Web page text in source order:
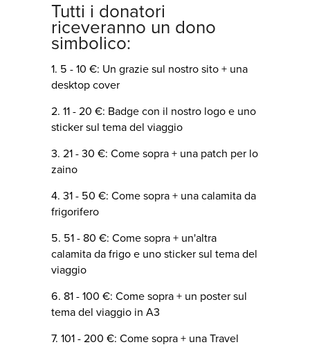
Tutti i donatori
riceveranno un dono
simbolico:
1. 5 - 10 €: Un grazie sul nostro sito + una
desktop cover
2. 11 - 20 €: Badge con il nostro logo e uno
sticker sul tema del viaggio
3. 21 - 30 €: Come sopra + una patch per lo
zaino
4. 31 - 50 €: Come sopra + una calamita da
frigorifero
5. 51 - 80 €: Come sopra + un'altra
calamita da frigo e uno sticker sul tema del
viaggio
6. 81 - 100 €: Come sopra + un poster sul
tema del viaggio in A3
7. 101 - 200 €: Come sopra + una Travel